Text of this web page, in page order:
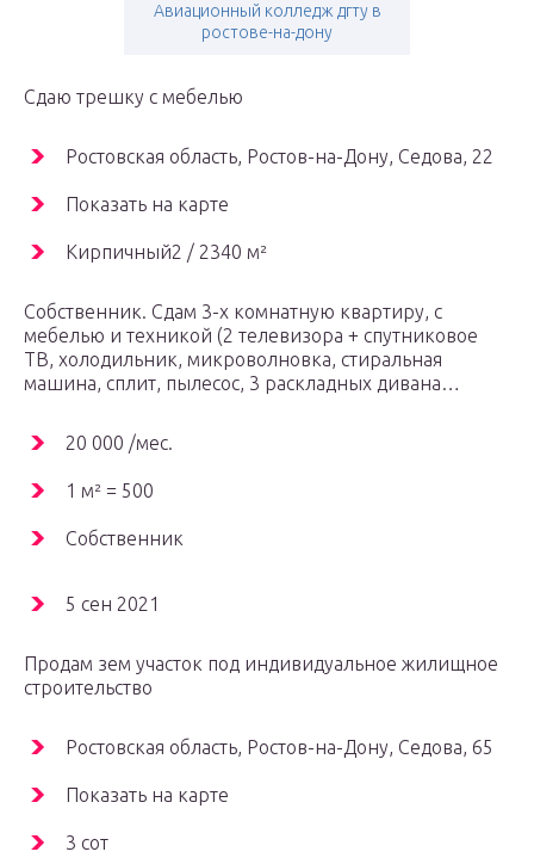
Авиационный колледж дгту в
ростове-на-дону
Сдаю трешку с мебелью
Ростовская область, Ростов-на-Дону, Седова, 22
Показать на карте
Кирпичный2 / 2340 м²
Собственник. Сдам 3-х комнатную квартиру, с
мебелью и техникой (2 телевизора + спутниковое
ТВ, холодильник, микроволновка, стиральная
машина, сплит, пылесос, 3 раскладных дивана…
20 000 /мес.
1 м² = 500
Собственник
5 сен 2021
Продам зем участок под индивидуальное жилищное
строительство
Ростовская область, Ростов-на-Дону, Седова, 65
Показать на карте
3 сот